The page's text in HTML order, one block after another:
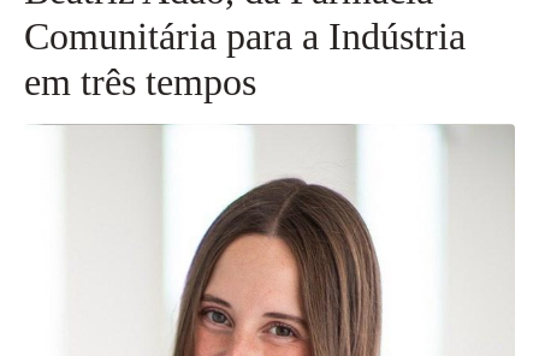
Comunitária para a Indústria
em três tempos